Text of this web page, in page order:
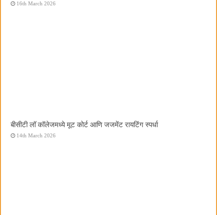
16th March 2026
बीसीटी लॉ कॉलेजमध्ये मूट कोर्ट आणि जजमेंट रायटिंग स्पर्धा
14th March 2026